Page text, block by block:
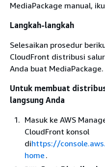
MediaPackage manual,
Langkah-langkah
Selesaikan prosedur
CloudFront distribusi
Anda buat MediaPackage.
Untuk membuat
langsung Anda
Masuk ke AWS
CloudFront konsol
dihttps://
home .